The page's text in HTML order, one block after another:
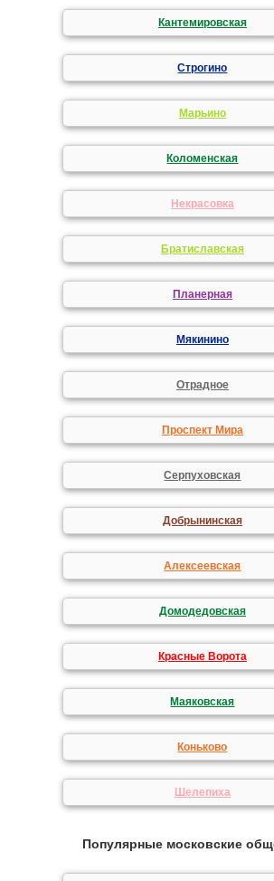
Кантемировская
Строгино
Марьино
Коломенская
Некрасовка
Братиславская
Планерная
Мякинино
Отрадное
Проспект Мира
Серпуховская
Добрынинская
Алексеевская
Домодедовская
Красные Ворота
Маяковская
Коньково
Шелепиха
Популярные московские